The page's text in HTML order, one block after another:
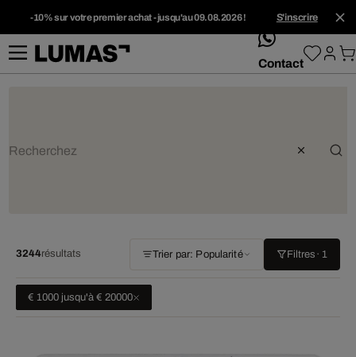
-10% sur votre premier achat - jusqu'au 09.08.2026 ! S'inscrire
whatsApp
Contact
3244résultats Trier par: Popularité Filtres · 1
€ 1000 jusqu'à € 20000